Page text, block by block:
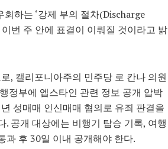
하는 ‘강제 부의 절차(Discharge
번 주 안에 표결이 이뤄질 것이라고 밝
, 캘리포니아주의 민주당 로 칸나 의원
정부에 엡스타인 관련 정보 공개 압박
성매매 인신매매 혐의로 유죄 판결을
공개 대상에는 비행기 탑승 기록, 여행
과 후 30일 이내 공개해야 한다.